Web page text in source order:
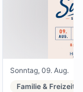
Sonntag, 09. Aug.
Familie & Freizeit